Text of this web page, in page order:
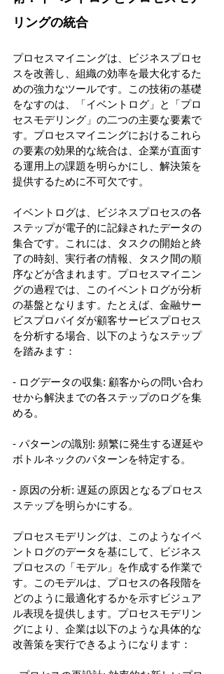
リングの統合
プロセスマイニングは、ビジネスプロセ
スを改善し、組織の効率を最大化するた
めの強力なツールです。この技術の基礎
をなすのは、「イベントログ」と「プロ
セスモデリング」の二つの主要な要素で
す。プロセスマイニングにおけるこれら
の要素の効果的な統合は、企業が直面す
る運用上の課題を明らかにし、解決策を
提供するために不可欠です。
イベントログは、ビジネスプロセスの各
ステップが電子的に記録されたデータの
集合です。これには、タスクの開始と終
了の時刻、実行者の情報、タスク間の順
序などが含まれます。プロセスマイニン
グの過程では、このイベントログが分析
の基盤となります。たとえば、金融サー
ビスプロバイダが顧客サービスプロセス
を分析する場合、以下のようなステップ
を踏みます：
- ログデータの収集: 顧客からの問い合わ
せから解決までの各ステップのログを集
める。
- パターンの識別: 頻繁に発生する遅延や
ボトルネックのパターンを特定する。
- 原因の分析: 遅延の原因となるプロセス
ステップを明らかにする。
プロセスモデリングは、このようなイベ
ントログのデータを基にして、ビジネス
プロセスの「モデル」を作成する作業で
す。このモデルは、プロセスの各段階を
どのように最適化するかを示すビジュア
ル表現を提供します。プロセスモデリン
グにより、企業は以下のような具体的な
改善策を実行できるようになります：